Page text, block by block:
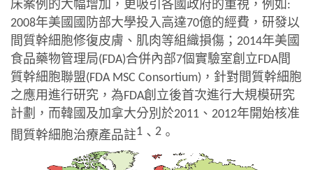
床案例的大幅增加，更吸引各國政府的重視，例如 :
2008年美國國防部大學投入高達70億的經費，研發以
間質幹細胞修復皮膚、肌肉等組織損傷； 2014年美國
食品藥物管理局(FDA)合併內部7個實驗室創立FDA間
質幹細胞聯盟(FDA MSC Consortium) ，針對間質幹細胞
之應用進行研究，為FDA創立後首次進行大規模研究
計劃，而韓國及加拿大分別於2011 、 2012年開始核准
間質幹細胞治療產品註1 、 2 。